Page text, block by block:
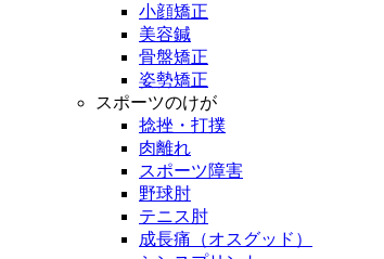
小顔矯正
美容鍼
骨盤矯正
姿勢矯正
スポーツのけが
捻挫・打撲
肉離れ
スポーツ障害
野球肘
テニス肘
成長痛（オスグッド）